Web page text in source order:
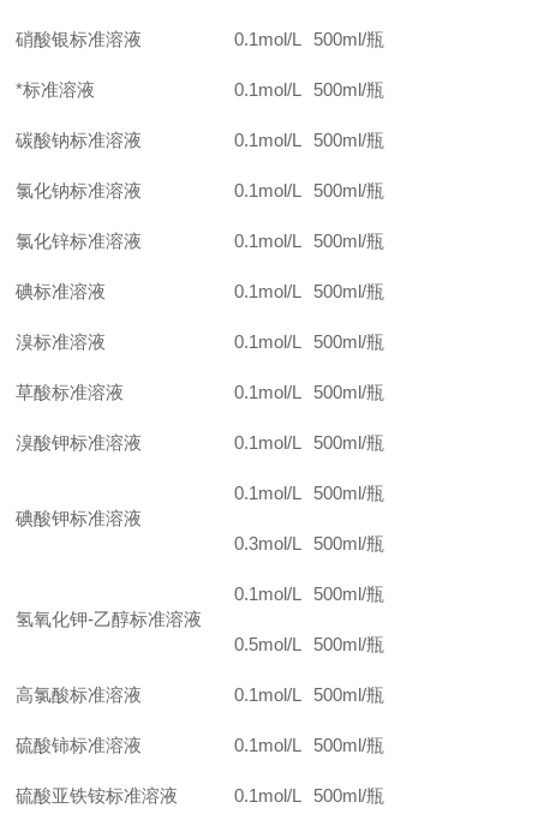
硝酸银标准溶液 0.1mol/L 500ml/瓶
*标准溶液 0.1mol/L 500ml/瓶
碳酸钠标准溶液 0.1mol/L 500ml/瓶
氯化钠标准溶液 0.1mol/L 500ml/瓶
氯化锌标准溶液 0.1mol/L 500ml/瓶
碘标准溶液 0.1mol/L 500ml/瓶
溴标准溶液 0.1mol/L 500ml/瓶
草酸标准溶液 0.1mol/L 500ml/瓶
溴酸钾标准溶液 0.1mol/L 500ml/瓶
碘酸钾标准溶液
0.1mol/L 500ml/瓶
0.3mol/L 500ml/瓶
氢氧化钾-乙醇标准溶液
0.1mol/L 500ml/瓶
0.5mol/L 500ml/瓶
高氯酸标准溶液 0.1mol/L 500ml/瓶
硫酸铈标准溶液 0.1mol/L 500ml/瓶
硫酸亚铁铵标准溶液 0.1mol/L 500ml/瓶